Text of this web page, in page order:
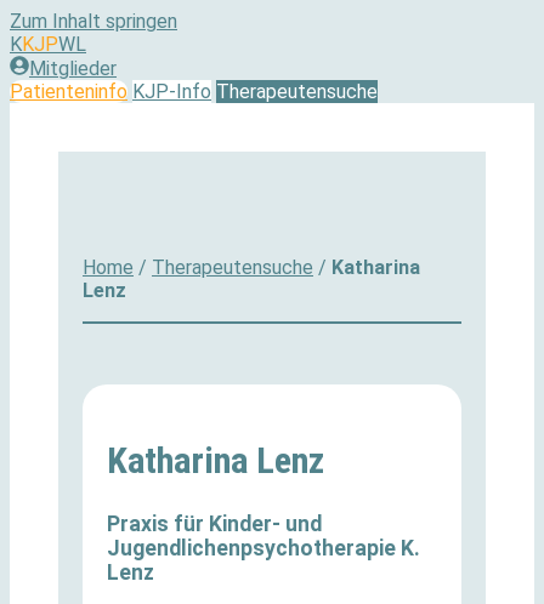
Zum Inhalt springen
KKJPWL
Mitglieder
Patienteninfo KJP-Info Therapeutensuche
Home / Therapeutensuche / Katharina
Lenz
Katharina Lenz
Praxis für Kinder- und
Jugendlichenpsychotherapie K.
Lenz